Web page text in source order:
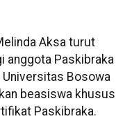
Aksa turut
anggota Paskibraka
Universitas Bosowa
beasiswa khusus
Paskibraka.